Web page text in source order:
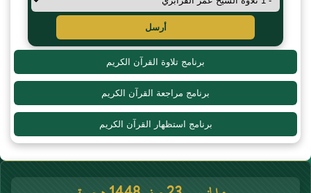
أرسل
برنامج تلاوة القرآن الكريم
برنامج مراجعة القرآن الكريم
برنامج استظهار القرآن الكريم